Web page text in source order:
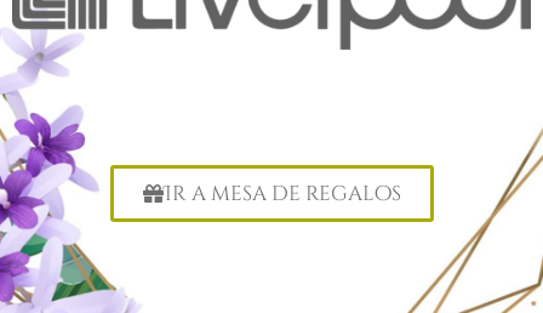
Ir a mesa de regalos